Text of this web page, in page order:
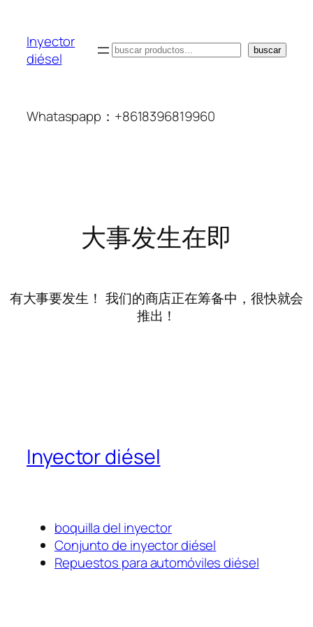
Inyector
diésel
搜
buscar
Whataspapp：+8618396819960
大事发生在即
有大事要发生！ 我们的商店正在筹备中，很快就会
推出！
Inyector diésel
boquilla del inyector
Conjunto de inyector diésel
Repuestos para automóviles diésel